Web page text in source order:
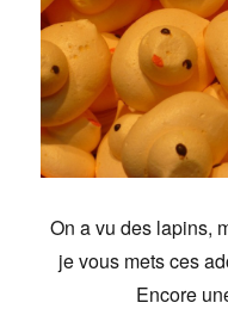
On a vu des lapins,
je vous mets ces
Encore